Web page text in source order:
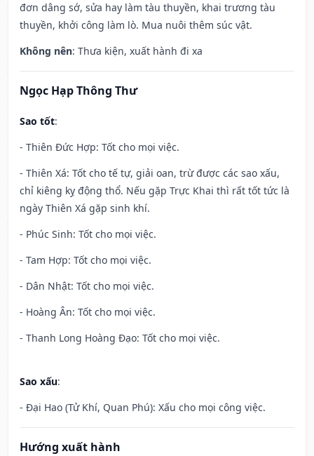
đơn dâng sớ, sửa hay làm tàu thuyền, khai trương tàu
thuyền, khởi công làm lò. Mua nuôi thêm súc vật.
Không nên: Thưa kiện, xuất hành đi xa
Ngọc Hạp Thông Thư
Sao tốt:
- Thiên Đức Hợp: Tốt cho mọi việc.
- Thiên Xá: Tốt cho tế tự, giải oan, trừ được các sao xấu,
chỉ kiêng kỵ động thổ. Nếu gặp Trực Khai thì rất tốt tức là
ngày Thiên Xá gặp sinh khí.
- Phúc Sinh: Tốt cho mọi việc.
- Tam Hợp: Tốt cho mọi việc.
- Dân Nhật: Tốt cho mọi việc.
- Hoàng Ân: Tốt cho mọi việc.
- Thanh Long Hoàng Đạo: Tốt cho mọi việc.
Sao xấu:
- Đại Hao (Tử Khí, Quan Phú): Xấu cho mọi công việc.
Hướng xuất hành